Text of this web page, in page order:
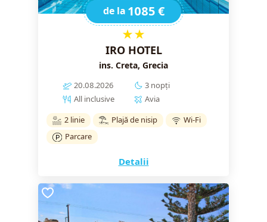
de la 1085 €
★★
IRO HOTEL
ins. Creta, Grecia
20.08.2026
3 nopți
All inclusive
Avia
2 linie
Plajă de nisip
Wi-Fi
Parcare
Detalii